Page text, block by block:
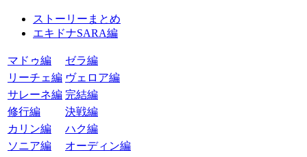
ストーリーまとめ
エキドナSARA編
マドゥ編
ゼラ編
リーチェ編 ヴェロア編
サレーネ編 完結編
修行編
決戦編
カリン編
ハク編
ソニア編
オーディン編